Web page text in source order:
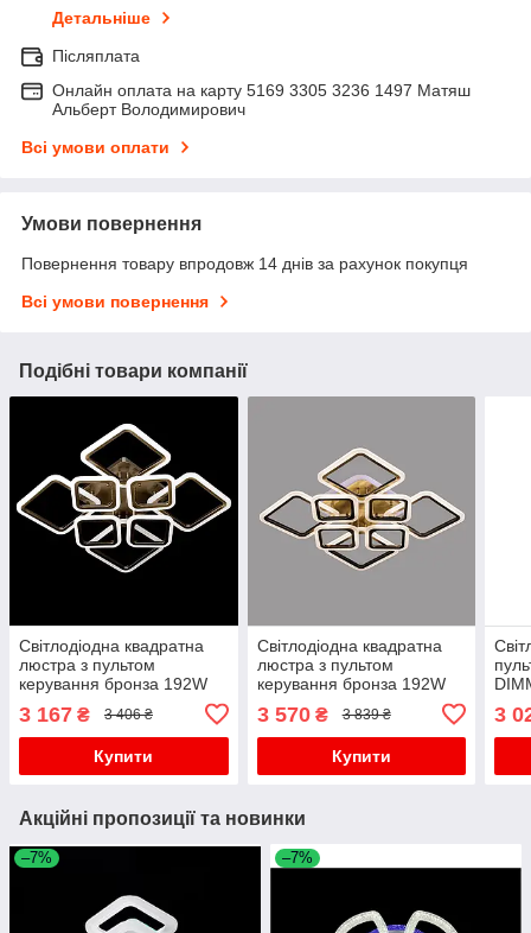
Детальніше
Післяплата
Онлайн оплата на карту 5169 3305 3236 1497 Матяш
Альберт Володимирович
Всі умови оплати
Умови повернення
Повернення товару впродовж 14 днів за рахунок покупця
Всі умови повернення
Подібні товари компанії
Світлодіодна квадратна
люстра з пультом
керування бронза 192W
H140*L600*W600
3 167 ₴ 3 406 ₴
Купити
Світлодіодна квадратна
люстра з пультом
керування бронза 192W
H140*L600*W600
3 570₴ 3 839 ₴
Купити
3
Акційні пропозиції та новинки
–7% –7%